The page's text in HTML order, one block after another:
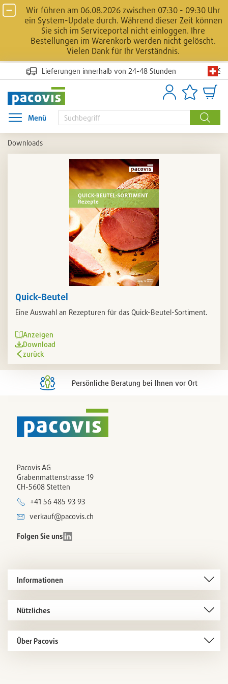
Wir führen am 06.08.2026 zwischen 07:30 - 09:30 Uhr
ein System-Update durch. Während dieser Zeit können
Sie sich im Serviceportal nicht einloggen. Ihre
Bestellungen im Warenkorb werden nicht gelöscht.
Vielen Dank für Ihr Verständnis.
Lieferungen innerhalb von 24-48 Stunden
Suche
AnmeldenArtikellisten
Menü
Menü öffnen
Downloads
Quick-Beutel
Eine Auswahl an Rezepturen für das Quick-Beutel-Sortiment.
Anzeigen
Download
zurück
Persönliche Beratung bei Ihnen vor Ort
Pacovis AG
Grabenmattenstrasse 19
CH-5608 Stetten
+41 56 485 93 93
verkauf@pacovis.ch
Folgen Sie uns
Informationen
Nützliches
Über Pacovis